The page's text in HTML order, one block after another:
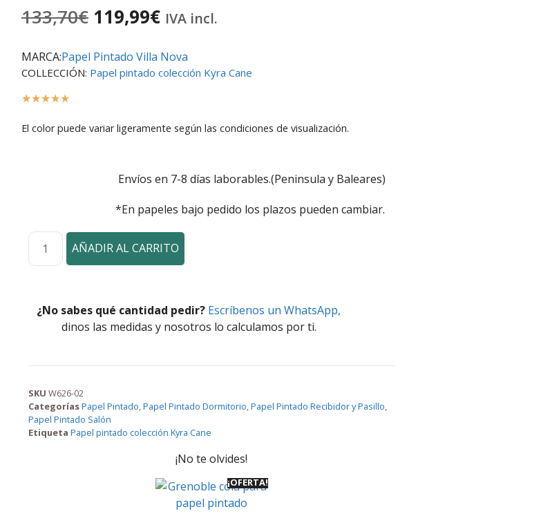
133,70€ 119,99€ IVA incl.
MARCA:Papel Pintado Villa Nova
COLLECCIÓN: Papel pintado colección Kyra Cane
☆☆☆☆☆
El color puede variar ligeramente según las condiciones de visualización.
Envíos en 7-8 días laborables.(Peninsula y Baleares)
*En papeles bajo pedido los plazos pueden cambiar.
AÑADIR AL CARRITO
¿No sabes qué cantidad pedir? Escríbenos un WhatsApp,
dinos las medidas y nosotros lo calculamos por ti.
SKU W626-02
CategoríasPapel Pintado,Papel Pintado Dormitorio,Papel Pintado Recibidor y Pasillo,
Papel Pintado Salón
Etiqueta Papel pintado colección Kyra Cane
¡No te olvides!
¡OFERTA!